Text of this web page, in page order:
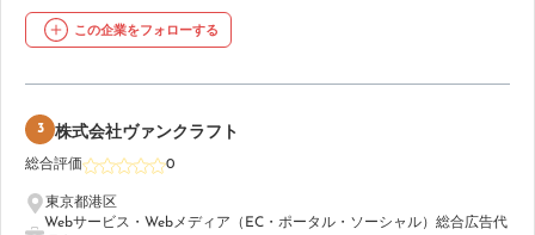
この企業をフォローする
3 株式会社ヴァンクラフト
総合評価 0
東京都港区
Webサービス・Webメディア（EC・ポータル・ソーシャル）総合広告代